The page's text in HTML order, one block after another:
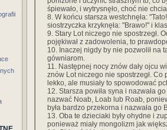
śpiewało, i wytrysnęło, choć nie
8. W końcu starsza westchnęła:
siostrzyczka krzyknęła: "Brawo!" i
9. Stary Lot niczego nie spostrzegł.
pojękiwał z zadowolenia, to
10. Inaczej nigdy by nie pozwolił na
gówniarom.
11. Następnej nocy znów dały ojcu
znów Lot niczego nie spostrzegł. Co
lekko, ale musiały to spowodować
12. Starsza powiła syna i nazwała
nazwać Noab, Loab lub Roab,
była bardzo przekorna i nazwała go
13. Oba te dzieciaki były ohydne i
ponieważ miały mongolizm jak